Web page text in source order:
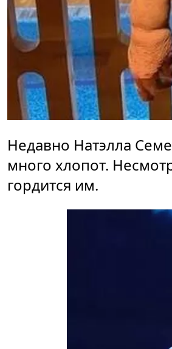
Недавно Натэлла
много хлопот.
гордится им.